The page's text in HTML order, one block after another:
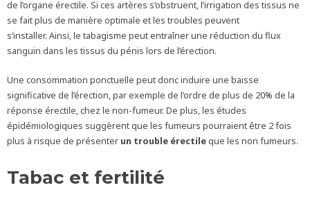
de l’organe érectile. Si ces artères s’obstruent, l’irrigation des tissus ne
se fait plus de manière optimale et les troubles peuvent
s’installer. Ainsi, le tabagisme peut entraîner une réduction du flux
sanguin dans les tissus du pénis lors de l’érection.
Une consommation ponctuelle peut donc induire une baisse
significative de l’érection, par exemple de l’ordre de plus de 20% de la
réponse érectile, chez le non-fumeur. De plus, les études
épidémiologiques suggèrent que les fumeurs pourraient être 2 fois
plus à risque de présenter un trouble érectileque les non fumeurs.
Tabac et fertilité